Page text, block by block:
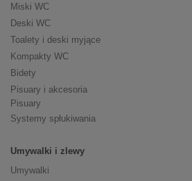
Miski WC
Deski WC
Toalety i deski myjące
Kompakty WC
Bidety
Pisuary i akcesoria
Pisuary
Systemy spłukiwania
Umywalki i zlewy
Umywalki